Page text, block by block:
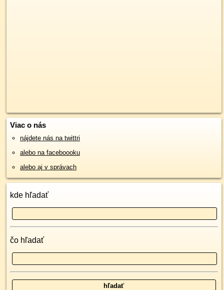
Viac o nás
nájdete nás na twittri
alebo na faceboooku
alebo aj v správach
kde hľadať
čo hľadať